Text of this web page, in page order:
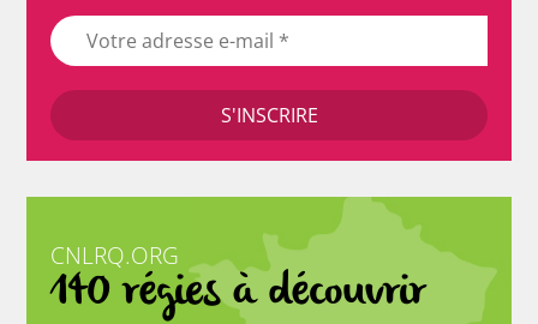
CNLRQ.ORG
140 régies à découvrir